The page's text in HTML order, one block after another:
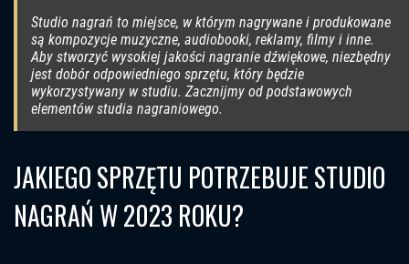
Studio nagrań to miejsce, w którym nagrywane i produkowane
są kompozycje muzyczne, audiobooki, reklamy, filmy i inne.
Aby stworzyć wysokiej jakości nagranie dźwiękowe, niezbędny
jest dobór odpowiedniego sprzętu, który będzie
wykorzystywany w studiu. Zacznijmy od podstawowych
elementów studia nagraniowego.
JAKIEGO SPRZĘTU POTRZEBUJE STUDIO
NAGRAŃ W 2023 ROKU?